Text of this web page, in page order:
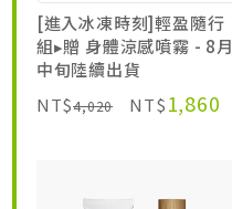
[進入冰凍時刻]輕盈隨行
組▸贈 身體涼感噴霧 - 8月
中旬陸續出貨
NT$4,020 NT$1,860